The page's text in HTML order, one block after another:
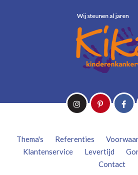
Thema's Referenties
Klantenservice
Levertijd
Contact